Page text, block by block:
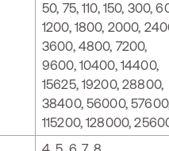
50, 75, 110, 150, 300,
1200, 1800, 2000,
3600, 4800, 7200,
9600, 10400, 14400,
15625, 19200, 28800,
38400, 56000,
115200, 128000,